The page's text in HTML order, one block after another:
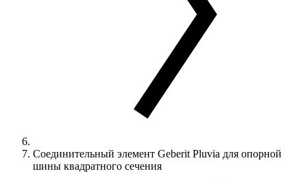
Соединительный элемент Geberit Pluvia для опорной
шины квадратного сечения